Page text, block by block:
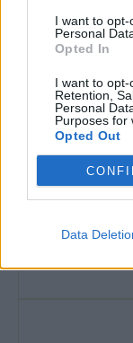
I want to
Personal
Opted In
I want to opt-
Retention,
Personal
Purposes for
Opted Out
Data